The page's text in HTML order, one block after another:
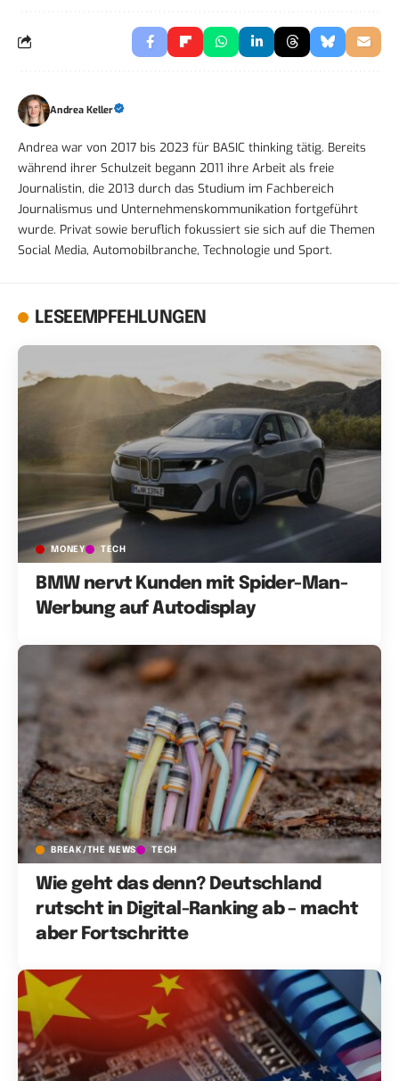
Andrea Keller
Andrea war von 2017 bis 2023 für BASIC thinking tätig. Bereits
während ihrer Schulzeit begann 2011 ihre Arbeit als freie
Journalistin, die 2013 durch das Studium im Fachbereich
Journalismus und Unternehmenskommunikation fortgeführt
wurde. Privat sowie beruflich fokussiert sie sich auf die Themen
Social Media, Automobilbranche, Technologie und Sport.
LESEEMPFEHLUNGEN
MONEY TECH
BMW nervt Kunden mit Spider-Man-
Werbung auf Autodisplay
BREAK/THE NEWS TECH
Wie geht das denn? Deutschland
rutscht in Digital-Ranking ab – macht
aber Fortschritte